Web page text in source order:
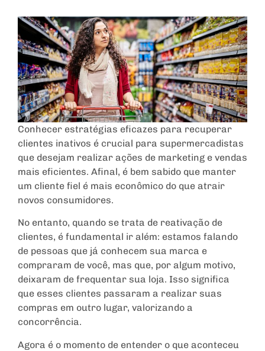
Conhecer estratégias eficazes para recuperar
clientes inativos é crucial para supermercadistas
que desejam realizar ações de marketing e vendas
mais eficientes. Afinal, é bem sabido que manter
um cliente fiel é mais econômico do que atrair
novos consumidores.
No entanto, quando se trata de reativação de
clientes, é fundamental ir além: estamos falando
de pessoas que já conhecem sua marca e
compraram de você, mas que, por algum motivo,
deixaram de frequentar sua loja. Isso significa
que esses clientes passaram a realizar suas
compras em outro lugar, valorizando a
concorrência.
Agora é o momento de entender o que aconteceu